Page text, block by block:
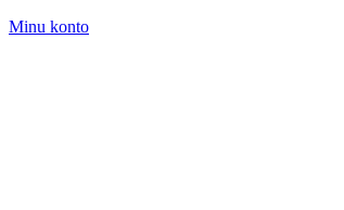
Minu konto